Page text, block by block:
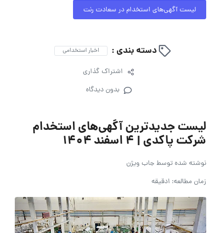
لیست آگهی‌های استخدام در سعادت رنت
دسته بندی : اخبار استخدامی
اشتراک گذاری
بدون دیدگاه
لیست جدیدترین آگهی‌های استخدام
شرکت پاکدی | ۴ اسفند ۱۴۰۴
نوشته شده توسطجاب ویژن
زمان مطالعه: 1دقیقه